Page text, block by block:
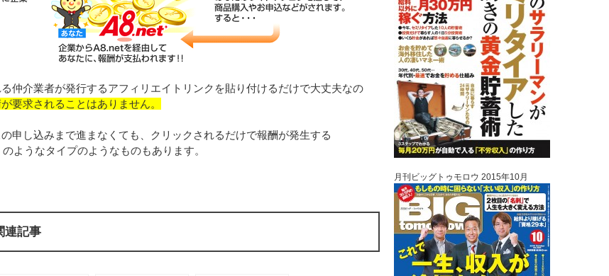
仲介業者が発行するアフィリエイトリンクを貼り付けるだけで大丈夫なの
要求されることはありません。
申し込みまで進まなくても、クリックされるだけで報酬が発生する
のようなタイプのようなものもあります。
連記事
月刊ビッグトゥモロウ 2015年10月